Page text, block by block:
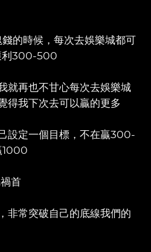
的時候，每次去娛樂城都可
利300-500
就再也不甘心每次去娛樂城
得我下次去可以贏的更多
設定一個目標，不在贏300-
1000
首
非常突破自己的底線我們的